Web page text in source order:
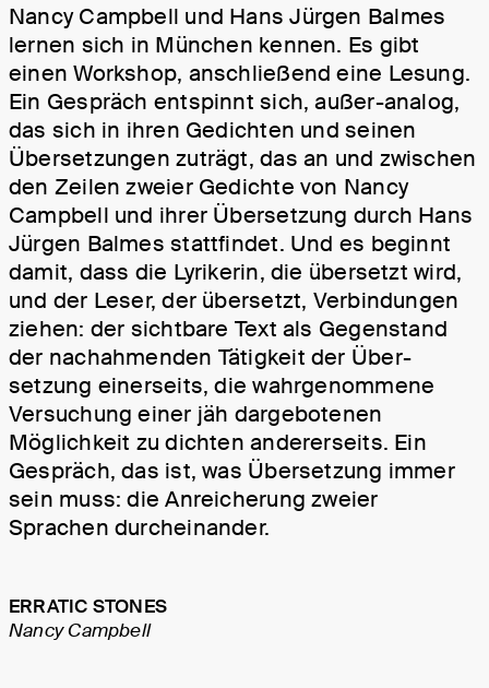
Nancy Campbell und Hans Jürgen Balmes
lernen sich in München kennen. Es gibt
einen Work­shop, anschließend eine Lesung.
Ein Gespräch entspinnt sich, außer-analog,
das sich in ihren Gedichten und seinen
Über­setzungen zuträgt, das an und zwischen
den Zeilen zweier Gedichte von Nancy
Campbell und ihrer Über­setzung durch Hans
Jürgen Balmes statt­findet. Und es beginnt
damit, dass die Lyrikerin, die über­setzt wird,
und der Leser, der über­setzt, Verbin­dungen
ziehen: der sicht­bare Text als Gegen­stand
der nach­ahmenden Tätig­keit der Über­
setzung einer­seits, die wahr­ge­nommene
Ver­suchung einer jäh darge­botenen
Möglich­keit zu dichten anderer­seits. Ein
Gespräch, das ist, was Über­setzung immer
sein muss: die Anrei­cherung zweier
Sprachen durcheinander.
ERRATIC STONES
Nancy Campbell